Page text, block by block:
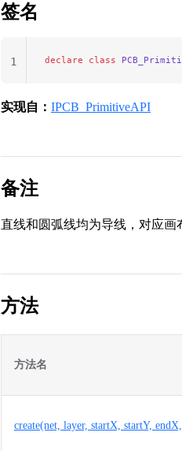
签名
declare class
1
实现自： IPCB_PrimitiveAPI
备注
直线和圆弧线均为导线，对应画
方法
方法名
create(net, layer, startX, startY,